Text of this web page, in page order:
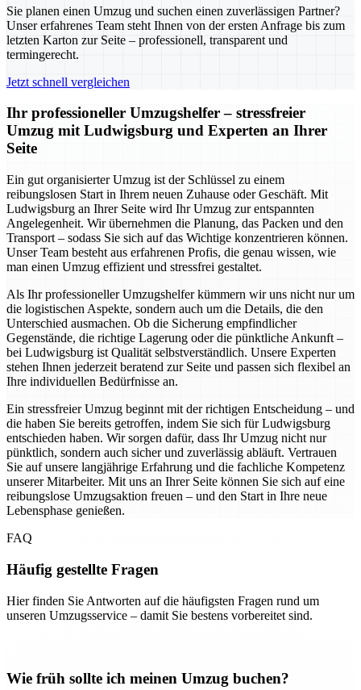
Sie planen einen Umzug und suchen einen zuverlässigen Partner?
Unser erfahrenes Team steht Ihnen von der ersten Anfrage bis zum
letzten Karton zur Seite – professionell, transparent und
termingerecht.
Jetzt schnell vergleichen
Ihr professioneller Umzugshelfer – stressfreier
Umzug mit Ludwigsburg und Experten an Ihrer
Seite
Ein gut organisierter Umzug ist der Schlüssel zu einem
reibungslosen Start in Ihrem neuen Zuhause oder Geschäft. Mit
Ludwigsburg an Ihrer Seite wird Ihr Umzug zur entspannten
Angelegenheit. Wir übernehmen die Planung, das Packen und den
Transport – sodass Sie sich auf das Wichtige konzentrieren können.
Unser Team besteht aus erfahrenen Profis, die genau wissen, wie
man einen Umzug effizient und stressfrei gestaltet.
Als Ihr professioneller Umzugshelfer kümmern wir uns nicht nur um
die logistischen Aspekte, sondern auch um die Details, die den
Unterschied ausmachen. Ob die Sicherung empfindlicher
Gegenstände, die richtige Lagerung oder die pünktliche Ankunft –
bei Ludwigsburg ist Qualität selbstverständlich. Unsere Experten
stehen Ihnen jederzeit beratend zur Seite und passen sich flexibel an
Ihre individuellen Bedürfnisse an.
Ein stressfreier Umzug beginnt mit der richtigen Entscheidung – und
die haben Sie bereits getroffen, indem Sie sich für Ludwigsburg
entschieden haben. Wir sorgen dafür, dass Ihr Umzug nicht nur
pünktlich, sondern auch sicher und zuverlässig abläuft. Vertrauen
Sie auf unsere langjährige Erfahrung und die fachliche Kompetenz
unserer Mitarbeiter. Mit uns an Ihrer Seite können Sie sich auf eine
reibungslose Umzugsaktion freuen – und den Start in Ihre neue
Lebensphase genießen.
FAQ
Häufig gestellte Fragen
Hier finden Sie Antworten auf die häufigsten Fragen rund um
unseren Umzugsservice – damit Sie bestens vorbereitet sind.
Wie früh sollte ich meinen Umzug buchen?